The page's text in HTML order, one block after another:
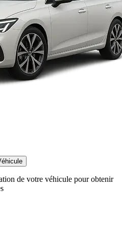
de votre véhicule pour obtenir